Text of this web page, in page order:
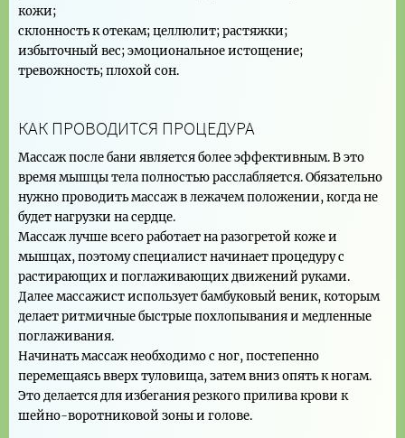
кожи;
склонность к отекам; целлюлит; растяжки;
избыточный вес; эмоциональное истощение;
тревожность; плохой сон.
КАК ПРОВОДИТСЯ ПРОЦЕДУРА
Массаж после бани является более эффективным. В это
время мышцы тела полностью расслабляется. Обязательно
нужно проводить массаж в лежачем положении, когда не
будет нагрузки на сердце.
Массаж лучше всего работает на разогретой коже и
мышцах, поэтому специалист начинает процедуру с
растирающих и поглаживающих движений руками.
Далее массажист использует бамбуковый веник, которым
делает ритмичные быстрые похлопывания и медленные
поглаживания.
Начинать массаж необходимо с ног, постепенно
перемещаясь вверх туловища, затем вниз опять к ногам.
Это делается для избегания резкого прилива крови к
шейно-воротниковой зоны и голове.